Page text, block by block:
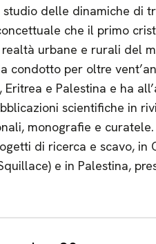
delle dinamiche di
che il primo
urbane e rurali del
condotto per oltre
Eritrea e Palestina e ha
scientifiche in
monografie e
di ricerca e scavo, in
e in Palestina,